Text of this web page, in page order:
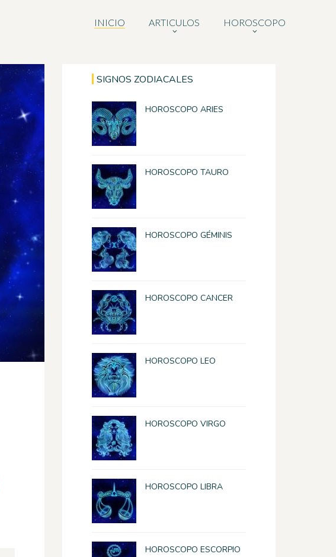
INICIO ARTICULOS HOROSCOPO
SIGNOS ZODIACALES
HOROSCOPO ARIES
HOROSCOPO TAURO
HOROSCOPO GÉMINIS
HOROSCOPO CANCER
HOROSCOPO LEO
HOROSCOPO VIRGO
HOROSCOPO LIBRA
HOROSCOPO ESCORPIO